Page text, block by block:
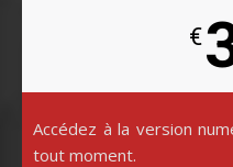
€
Accédez à la version
tout moment.